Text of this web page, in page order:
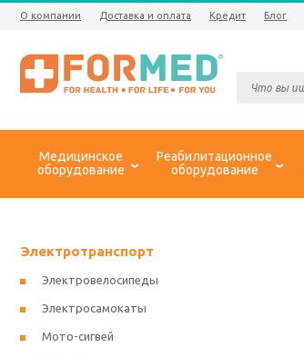
О компании Доставка и оплата Кредит Блог
Медицинское
оборудование
Реабилитационное
оборудование
Электротранспорт
Электровелосипеды
Электросамокаты
Мото-сигвей